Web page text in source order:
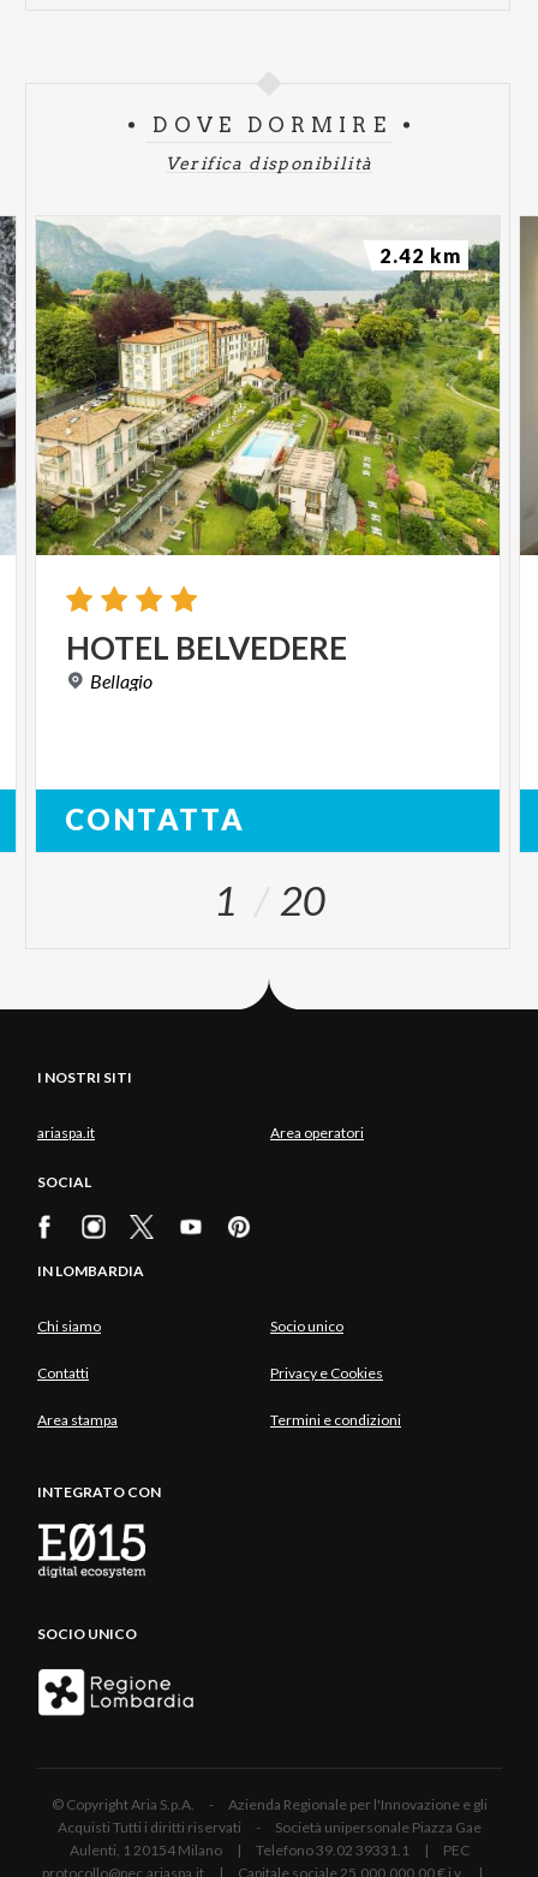
DOVE DORMIRE
Verifica disponibilità
HOTEL BELVEDERE
Bellagio
CONTATTA
2.42 km
1 20
I NOSTRI SITI
ariaspa.it Area operatori
SOCIAL
IN LOMBARDIA
Chi siamo Socio unico
Contatti Privacy e Cookies
Area stampa Termini e condizioni
INTEGRATO CON
SOCIO UNICO
© Copyright Aria S.p.A. - Azienda Regionale per l'Innovazione e gli
Acquisti Tutti i diritti riservati - Società unipersonale Piazza Gae
Aulenti, 1 20154 Milano | Telefono 39.02 39331.1 | PEC
protocollo@pec.ariaspa.it | Capitale sociale 25.000.000,00 € i.v. |